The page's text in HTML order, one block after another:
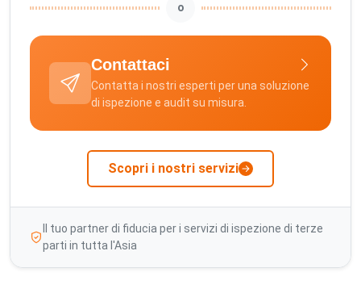
o
Contattaci
Contatta i nostri esperti per una soluzione
di ispezione e audit su misura.
Scopri i nostri servizi
Il tuo partner di fiducia per i servizi di ispezione di terze
parti in tutta l'Asia